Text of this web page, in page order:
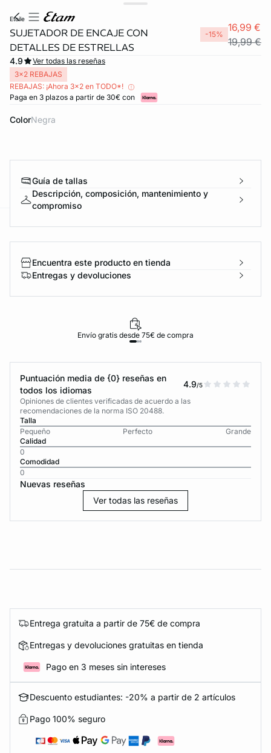
INVISIBLE
etoile
SUJETADOR DE ENCAJE CON
DETALLES DE ESTRELLAS
-15%
16,99 €
19,99 €
4.9
Ver todas las reseñas
3x2 REBAJAS
REBAJAS: ¡Ahora 3x2 en TODO*!
Paga en 3 plazos a partir de 30€ con
Color negra
Guía de tallas
Descripción, composición, mantenimiento y
compromiso
Encuentra este producto en tienda
Entregas y devoluciones
Envío gratis desde 75€ de compra
Puntuación media de {0} reseñas en
todos los idiomas
4.9/5
Opiniones de clientes verificadas de acuerdo a las
recomendaciones de la norma ISO 20488.
Talla
Pequeño
Perfecto
Grande
Calidad
0
Comodidad
0
Nuevas reseñas
Ver todas las reseñas
Entrega gratuita a partir de 75€ de compra
Entregas y devoluciones gratuitas en tienda
Pago en 3 meses sin intereses
Descuento estudiantes: -20% a partir de 2 artículos
Pago 100% seguro